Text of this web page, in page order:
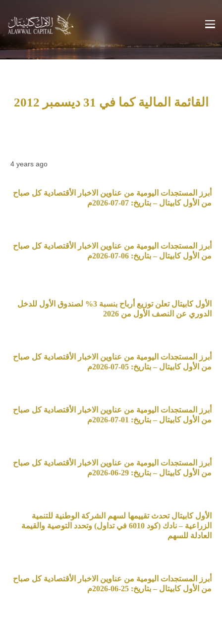
القائمة المالية كما في 31 ديسمبر 2012
4 years ago
أبرز المستجدات اليومية من عناوين الاخبار الأقتصادية كل صباح
من الأول كابيتال – بتاريخ: 07-07-2026م
أبرز المستجدات اليومية من عناوين الاخبار الأقتصادية كل صباح
من الأول كابيتال – بتاريخ: 06-07-2026م
الأول كابيتال تعلن توزيع أرباح بنسبة 3% لصندوق الأول للدخل
الدوري عن النصف الأول من 2026
أبرز المستجدات اليومية من عناوين الاخبار الأقتصادية كل صباح
من الأول كابيتال – بتاريخ: 05-07-2026م
أبرز المستجدات اليومية من عناوين الاخبار الأقتصادية كل صباح
من الأول كابيتال – بتاريخ: 01-07-2026م
أبرز المستجدات اليومية من عناوين الاخبار الأقتصادية كل صباح
من الأول كابيتال – بتاريخ: 29-06-2026م
الأول كابيتال تحدث تقييمها لسهم الشركة الوطنية للتنمية
الزراعية – نادك (كود 6010 في تداول) وتحدد التوصية والقيمة
العادلة للسهم
أبرز المستجدات اليومية من عناوين الاخبار الأقتصادية كل صباح
من الأول كابيتال – بتاريخ: 25-06-2026م